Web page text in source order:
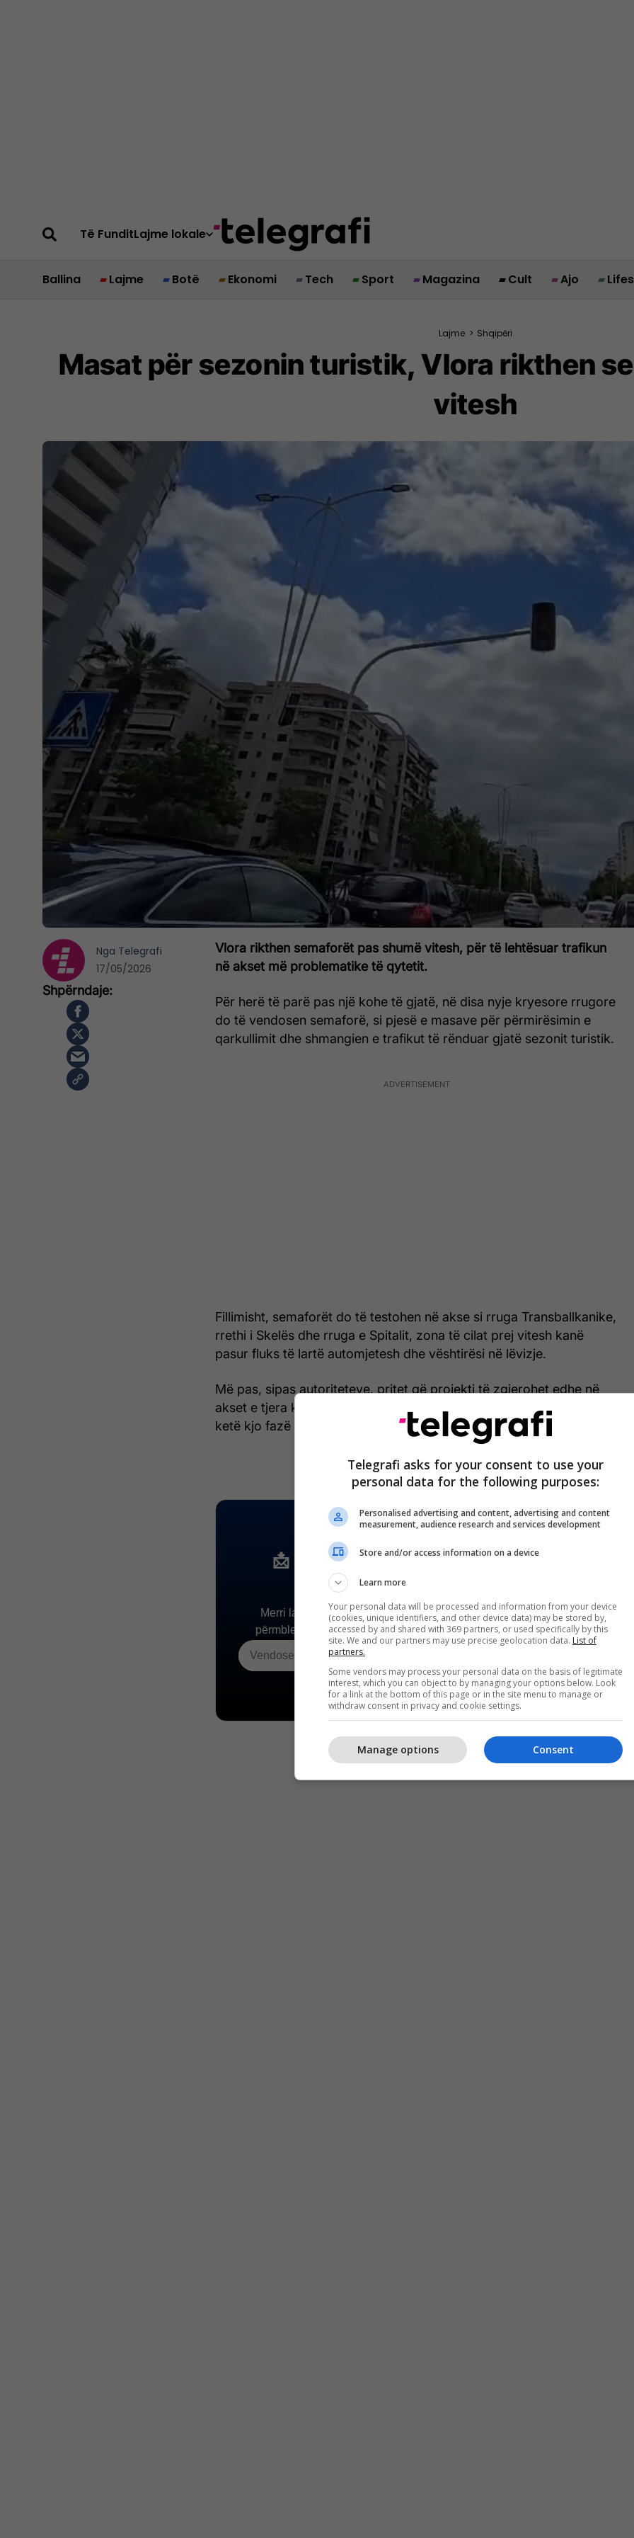
Të FunditLajme lokale
Ballina Lajme Botë Ekonomi Tech Sport Magazina Cult Ajo
Lajme > Shqipëri
Masat për sezonin turistik, Vlora rikthen
vitesh
Vlora rikthen semaforët pas shumë vitesh, për të lehtësuar trafikun
në akset më problematike të qytetit.
Për herë të parë pas një kohe të gjatë, në disa nyje kryesore rrugore
do të vendosen semaforë, si pjesë e masave për përmirësimin e
qarkullimit dhe shmangien e trafikut të rënduar gjatë sezonit turistik.
Fillimisht, semaforët do të testohen në akse si rruga Transballkanike,
rrethi i Skelës dhe rruga e Spitalit, zona të cilat prej vitesh kanë
pasur fluks të lartë automjetesh dhe vështirësi në lëvizje.
Më pas, sipas autoriteteve, pritet që projekti të zgjerohet edhe në
akset e tjera kryesore të qytetit, në varësi të efektivitetit që do të
ketë kjo fazë testimi.
Nga Telegrafi
17/05/2026
Telegrafi asks for your consent to use your
personal data for the following purposes:
Personalised advertising and content, advertising and content
measurement, audience research and services development
Store and/or access information on a device
Learn more
Your personal data will be processed and information from your device
(cookies, unique identifiers, and other device data) may be stored by,
accessed by and shared with 369 partners, or used specifically by this
site. We and our partners may use precise geolocation data. List of
partners.
Some vendors may process your personal data on the basis of legitimate
interest, which you can object to by managing your options below. Look
for a link at the bottom of this page or in the site menu to manage or
withdraw consent in privacy and cookie settings.
Consent
Manage options